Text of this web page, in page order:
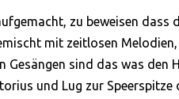
zu beweisen
mit zeitlosen
Gesängen sind das was
und Lug zur